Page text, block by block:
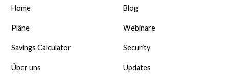
Home
Pläne
Savings Calculator
Über uns
Blog
Webinare
Security
Updates